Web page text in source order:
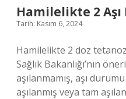
Hamilelikte 2 Aşı
Tarih: Kasım 6, 2024
Hamilelikte 2 doz tetanoz
Sağlık Bakanlığı’nın
aşılanmamış, aşı
aşılanmış veya tam